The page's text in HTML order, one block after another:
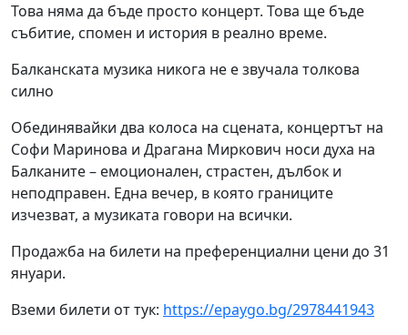
Това няма да бъде просто концерт. Това ще бъде
събитие, спомен и история в реално време.
Балканската музика никога не е звучала толкова
силно
Обединявайки два колоса на сцената, концертът на
Софи Маринова и Драгана Миркович носи духа на
Балканите – емоционален, страстен, дълбок и
неподправен. Една вечер, в която границите
изчезват, а музиката говори на всички.
Продажба на билети на преференциални цени до 31
януари.
Вземи билети от тук: https://epaygo.bg/2978441943